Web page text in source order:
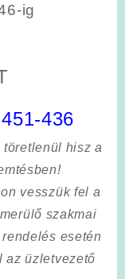
ig
436
töretlenül hisz a
vesszük fel a
szakmai
esetén
az üzletvezető